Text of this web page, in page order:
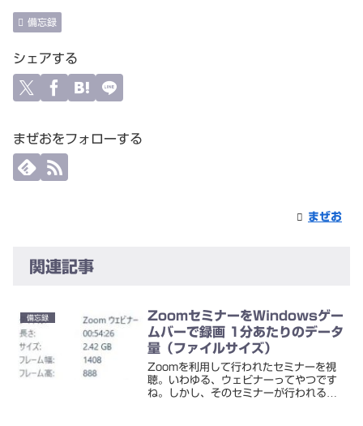
備忘録
シェアする
まぜおをフォローする
まぜお
関連記事
備忘録
ZoomセミナーをWindowsゲー
ムバーで録画 1分あたりのデータ
量（ファイルサイズ）
Zoomを利用して行われたセミナーを視
聴。いわゆる、ウェビナーってやつです
ね。しかし、そのセミナーが行われる時